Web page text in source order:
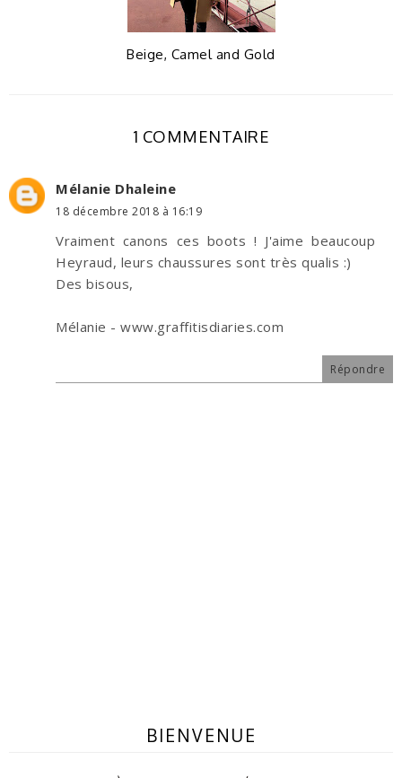
Beige, Camel and Gold
1 COMMENTAIRE
Mélanie Dhaleine
18 décembre 2018 à 16:19
Vraiment canons ces boots ! J'aime beaucoup
Heyraud, leurs chaussures sont très qualis :)
Des bisous,
Mélanie - www.graffitisdiaries.com
Répondre
BIENVENUE